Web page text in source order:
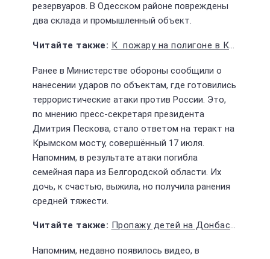
резервуаров. В Одесском районе повреждены
два склада и промышленный объект.
К пожару на полигоне в Крыму причастна украинская разведка
Ранее в Министерстве обороны сообщили о
нанесении ударов по объектам, где готовились
террористические атаки против России. Это,
по мнению пресс-секретаря президента
Дмитрия Пескова, стало ответом на теракт на
Крымском мосту, совершённый 17 июля.
Напомним, в результате атаки погибла
семейная пара из Белгородской области. Их
дочь, к счастью, выжила, но получила ранения
средней тяжести.
Пропажу детей на Донбассе связали с действиями "чёрных трансплантологов"
Напомним, недавно появилось видео, в